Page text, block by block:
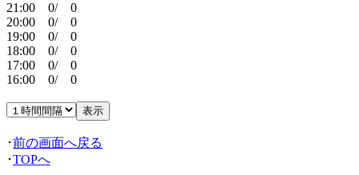
21:00 0/ 0
20:00 0/ 0
19:00 0/ 0
18:00 0/ 0
17:00 0/ 0
16:00 0/ 0
･前の画面へ戻る
･TOPへ